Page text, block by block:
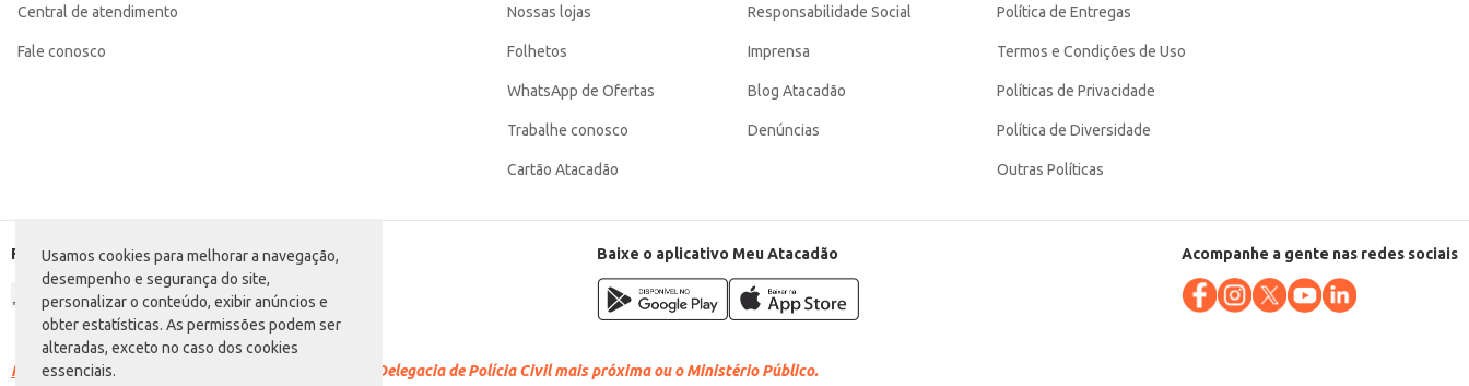
Usamos cookies para melhorar a navegação,
desempenho e segurança do site,
personalizar o conteúdo, exibir anúncios e
obter estatísticas. As permissões podem ser
alteradas, exceto no caso dos cookies
essenciais.
Central de atendimento
Fale conosco
Nossas lojas
Folhetos
WhatsApp de Ofertas
Trabalhe conosco
Cartão Atacadão
Responsabilidade Social
Imprensa
Blog Atacadão
Denúncias
Política de Entregas
Termos e Condições de Uso
Políticas de Privacidade
Política de Diversidade
Outras Políticas
Formas de pagamento Baixe o aplicativo Meu Atacadão Acompanhe a gente nas redes sociais
Racismo é crime. Denuncie. Disque 100 ou procure a Delegacia de Polícia Civil mais próxima ou o Ministério Público.